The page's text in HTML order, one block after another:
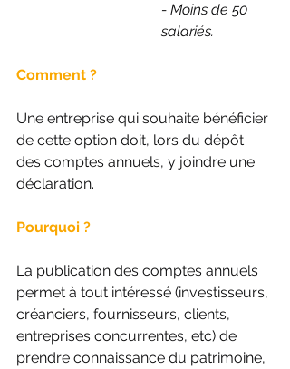
- Moins de 50
salariés.
Comment ?
Une entreprise qui souhaite bénéficier
de cette option doit, lors du dépôt
des comptes annuels, y joindre une
déclaration.
Pourquoi ?
La publication des comptes annuels
permet à tout intéressé (investisseurs,
créanciers, fournisseurs, clients,
entreprises concurrentes, etc) de
prendre connaissance du patrimoine,